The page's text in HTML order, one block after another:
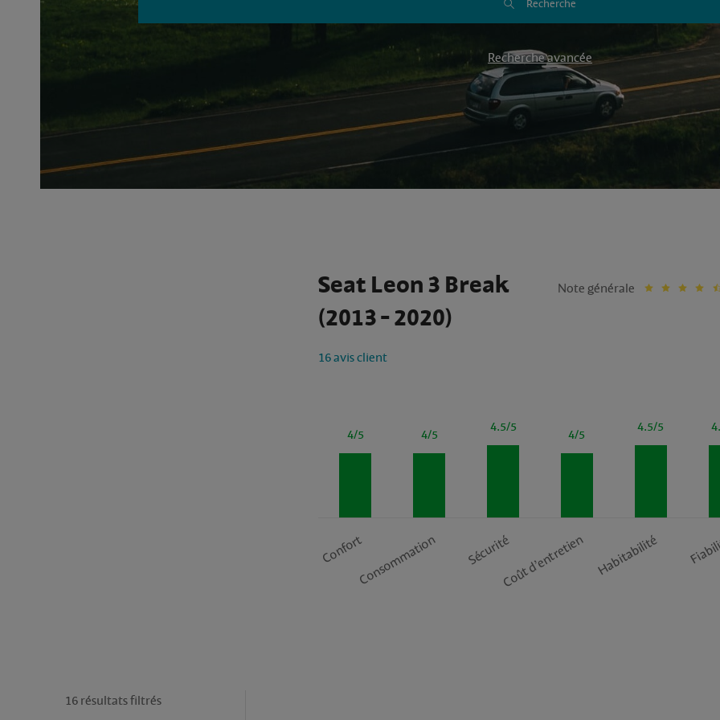
Recherche
Recherche avancée
Seat Leon 3 Break
(2013 - 2020)
16 avis client
Note générale
4/5
Confort
4/5
Consommation
4.5/5
Sécurité
4/5
Coût d’entretien
4.5/5
Habitabilité
16 résultats filtrés